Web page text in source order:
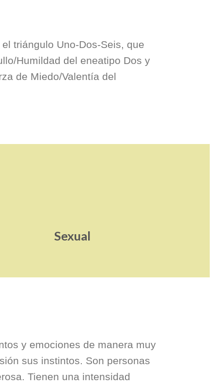
triángulo Uno-Dos-Seis, que
Humildad del eneatipo Dos y
de Miedo/Valentía del
Sexual
y emociones de manera muy
sus instintos. Son personas
Tienen una intensidad